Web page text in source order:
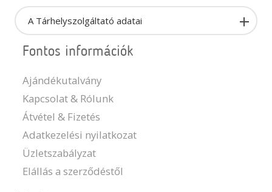
A Tárhelyszolgáltató adatai
Fontos információk
Ajándékutalvány
Kapcsolat & Rólunk
Átvétel & Fizetés
Adatkezelési nyilatkozat
Üzletszabályzat
Elállás a szerződéstől